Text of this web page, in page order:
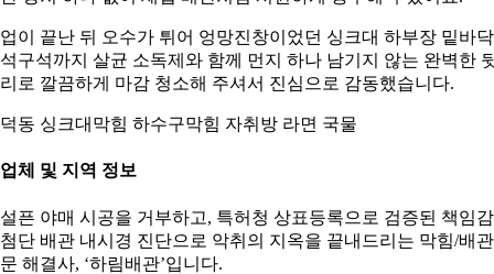
이 끝난 뒤 오수가 튀어 엉망진창이었던 싱크대 하부장 밑바닥
구석까지 살균 소독제와 함께 먼지 하나 남기지 않는 완벽한
로 깔끔하게 마감 청소해 주셔서 진심으로 감동했습니다.
동 싱크대막힘 하수구막힘 자취방 라면 국물
체 및 지역 정보
픈 야매 시공을 거부하고, 특허청 상표등록으로 검증된 책임
단 배관 내시경 진단으로 악취의 지옥을 끝내드리는 막힘/배관
해결사, ‘하림배관’입니다.